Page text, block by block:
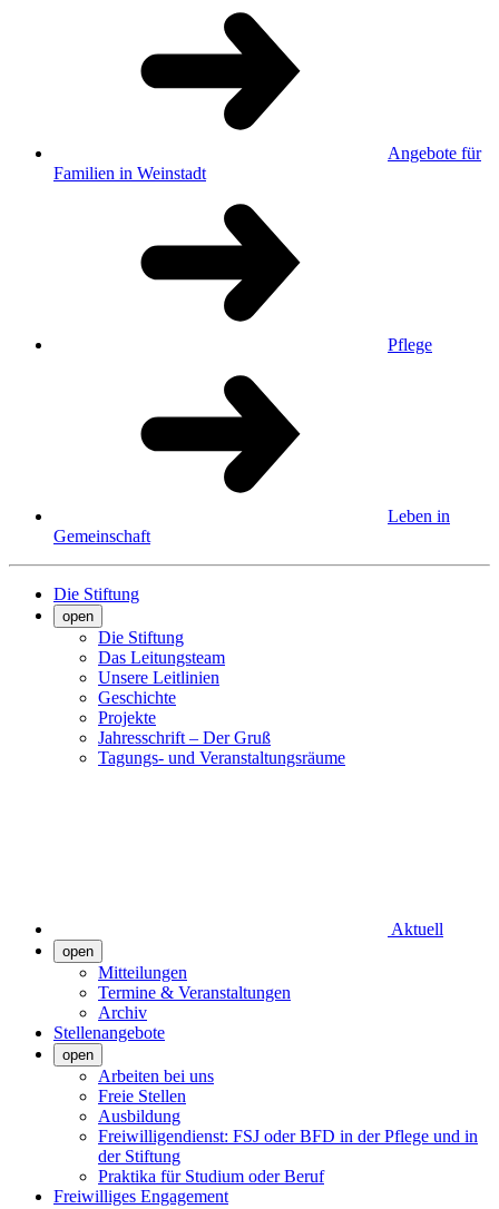
Angebote für
Familien in Weinstadt
Pflege
Leben in
Gemeinschaft
Die Stiftung
open
Die Stiftung
Das Leitungsteam
Unsere Leitlinien
Geschichte
Projekte
Jahresschrift – Der Gruß
Tagungs- und Veranstaltungsräume
Aktuell
open
Mitteilungen
Termine & Veranstaltungen
Archiv
Stellenangebote
open
Arbeiten bei uns
Freie Stellen
Ausbildung
Freiwilligendienst: FSJ oder BFD in der Pflege und in
der Stiftung
Praktika für Studium oder Beruf
Freiwilliges Engagement